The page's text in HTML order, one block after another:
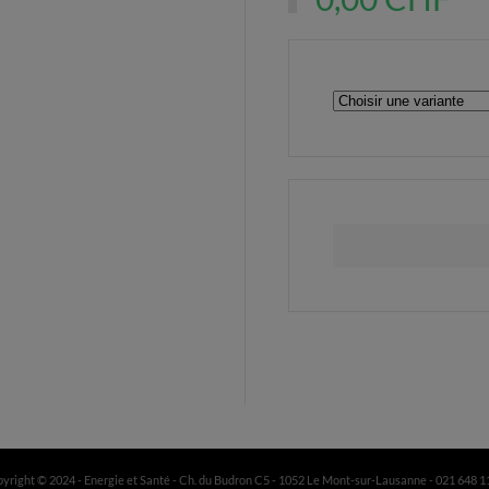
© 2024 - Energie et Santé - Ch. du Budron C5 - 1052 Le Mont-sur-Lausanne - 021 648